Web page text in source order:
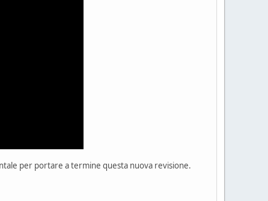
per portare a termine questa nuova revisione.